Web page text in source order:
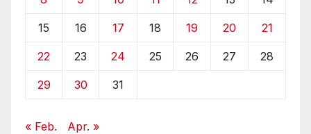
15 16 17 18 19 20 21
22 23 24 25 26 27 28
29 30 31
« Feb. Apr. »